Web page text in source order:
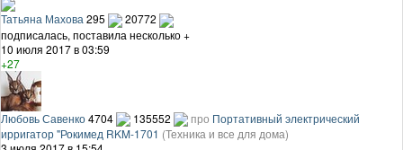
Татьяна Махова 295
20772
подписалась, поставила несколько +
10 июля 2017 в 03:59
+27
Любовь Савенко4704 135552 про Портативный электрический
ирригатор "Рокимед RKM-1701 (Техника и все для дома)